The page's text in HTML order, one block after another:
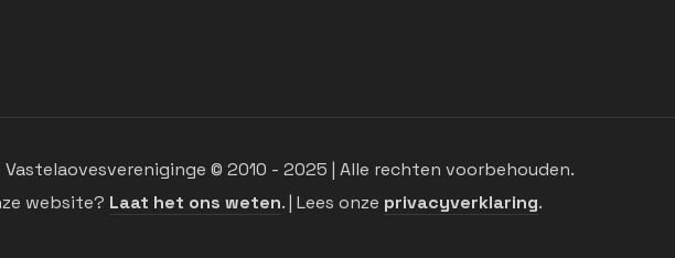
© 2010 - 2025 | Alle rechten voorbehouden.
website? Laat het ons weten. | Lees onze privacyverklaring.